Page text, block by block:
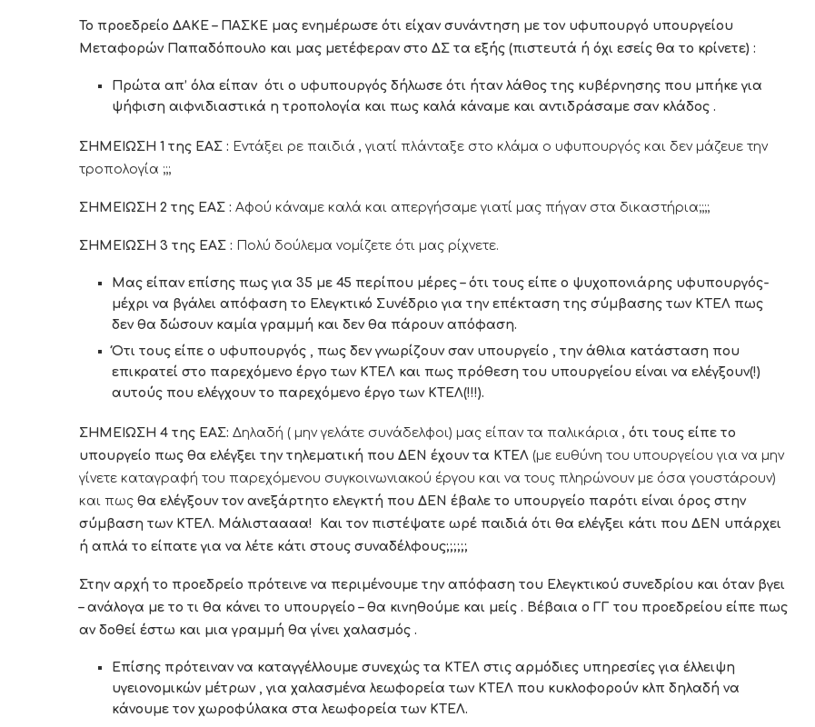
Το προεδρείο ΔΑΚΕ – ΠΑΣΚΕ μας ενημέρωσε ότι είχαν συνάντηση με τον υφυπουργό υπουργείου
Μεταφορών Παπαδόπουλο και μας μετέφεραν στο ΔΣ τα εξής (πιστευτά ή όχι εσείς θα το κρίνετε) :
Πρώτα απ’ όλα είπαν ότι ο υφυπουργός δήλωσε ότι ήταν λάθος της κυβέρνησης που μπήκε για
ψήφιση αιφνιδιαστικά η τροπολογία και πως καλά κάναμε και αντιδράσαμε σαν κλάδος .
ΣΗΜΕΙΩΣΗ 1 της ΕΑΣ : Εντάξει ρε παιδιά , γιατί πλάνταξε στο κλάμα ο υφυπουργός και δεν μάζευε την
τροπολογία ;;;
ΣΗΜΕΙΩΣΗ 2 της ΕΑΣ : Αφού κάναμε καλά και απεργήσαμε γιατί μας πήγαν στα δικαστήρια;;;;
ΣΗΜΕΙΩΣΗ 3 της ΕΑΣ : Πολύ δούλεμα νομίζετε ότι μας ρίχνετε.
Μας είπαν επίσης πως για 35 με 45 περίπου μέρες – ότι τους είπε ο ψυχοπονιάρης υφυπουργός-
μέχρι να βγάλει απόφαση το Ελεγκτικό Συνέδριο για την επέκταση της σύμβασης των ΚΤΕΛ πως
δεν θα δώσουν καμία γραμμή και δεν θα πάρουν απόφαση.
Ότι τους είπε ο υφυπουργός , πως δεν γνωρίζουν σαν υπουργείο , την άθλια κατάσταση που
επικρατεί στο παρεχόμενο έργο των ΚΤΕΛ και πως πρόθεση του υπουργείου είναι να ελέγξουν(!)
αυτούς που ελέγχουν το παρεχόμενο έργο των ΚΤΕΛ(!!!).
ΣΗΜΕΙΩΣΗ 4 της ΕΑΣ: Δηλαδή ( μην γελάτε συνάδελφοι) μας είπαν τα παλικάρια , ότι τους είπε το
υπουργείο πως θα ελέγξει την τηλεματική που ΔΕΝ έχουν τα ΚΤΕΛ (με ευθύνη του υπουργείου για να μην
γίνετε καταγραφή του παρεχόμενου συγκοινωνιακού έργου και να τους πληρώνουν με όσα γουστάρουν)
και πως θα ελέγξουν τον ανεξάρτητο ελεγκτή που ΔΕΝ έβαλε το υπουργείο παρότι είναι όρος στην
σύμβαση των ΚΤΕΛ. Μάλισταααα! Και τον πιστέψατε ωρέ παιδιά ότι θα ελέγξει κάτι που ΔΕΝ υπάρχει
ή απλά το είπατε για να λέτε κάτι στους συναδέλφους;;;;;;
Στην αρχή το προεδρείο πρότεινε να περιμένουμε την απόφαση του Ελεγκτικού συνεδρίου και όταν βγει
– ανάλογα με το τι θα κάνει το υπουργείο – θα κινηθούμε και μείς . Βέβαια ο ΓΓ του προεδρείου είπε πως
αν δοθεί έστω και μια γραμμή θα γίνει χαλασμός .
Επίσης πρότειναν να καταγγέλλουμε συνεχώς τα ΚΤΕΛ στις αρμόδιες υπηρεσίες για έλλειψη
υγειονομικών μέτρων , για χαλασμένα λεωφορεία των ΚΤΕΛ που κυκλοφορούν κλπ δηλαδή να
κάνουμε τον χωροφύλακα στα λεωφορεία των ΚΤΕΛ.